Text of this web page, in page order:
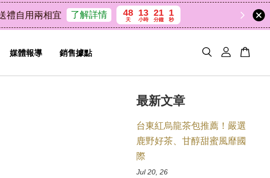
了解詳情 48
天
13
小時
21
分鐘
0
秒
媒體報導 銷售據點
最新文章
台東紅烏龍茶包推薦！嚴選
鹿野好茶、甘醇甜蜜風靡國
際
Jul 20, 26